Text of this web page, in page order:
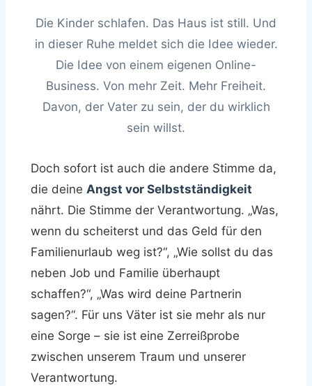
Die Kinder schlafen. Das Haus ist still. Und
in dieser Ruhe meldet sich die Idee wieder.
Die Idee von einem eigenen Online-
Business. Von mehr Zeit. Mehr Freiheit.
Davon, der Vater zu sein, der du wirklich
sein willst.
Doch sofort ist auch die andere Stimme da,
die deine Angst vor Selbstständigkeit
nährt. Die Stimme der Verantwortung. „Was,
wenn du scheiterst und das Geld für den
Familienurlaub weg ist?“, „Wie sollst du das
neben Job und Familie überhaupt
schaffen?“, „Was wird deine Partnerin
sagen?“. Für uns Väter ist sie mehr als nur
eine Sorge – sie ist eine Zerreißprobe
zwischen unserem Traum und unserer
Verantwortung.